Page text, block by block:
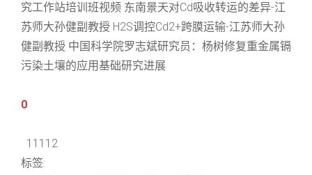
究工作站培训班视频 东南景天对Cd吸收转运的差异-江
苏师大孙健副教授 H2S调控Cd2+跨膜运输-江苏师大孙
健副教授 中国科学院罗志斌研究员：杨树修复重金属镉
污染土壤的应用基础研究进展
0
11112
标签: